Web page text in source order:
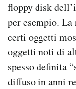
Esci
floppy disk
per esempio.
certi oggetti
oggetti noti di
spesso definita
diffuso in anni